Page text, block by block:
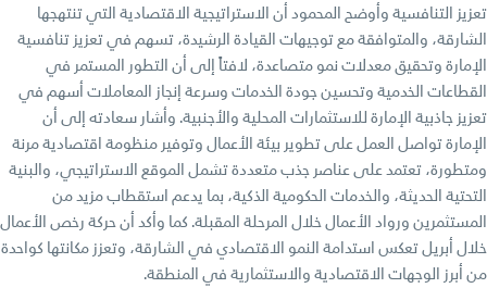
تعزيز التنافسية وأوضح المحمود أن الاستراتيجية الاقتصادية التي تنتهجها
الشارقة، والمتوافقة مع توجيهات القيادة الرشيدة، تسهم في تعزيز تنافسية
الإمارة وتحقيق معدلات نمو متصاعدة، لافتاً إلى أن التطور المستمر في
القطاعات الخدمية وتحسين جودة الخدمات وسرعة إنجاز المعاملات أسهم في
تعزيز جاذبية الإمارة للاستثمارات المحلية والأجنبية. وأشار سعادته إلى أن
الإمارة تواصل العمل على تطوير بيئة الأعمال وتوفير منظومة اقتصادية مرنة
ومتطورة، تعتمد على عناصر جذب متعددة تشمل الموقع الاستراتيجي، والبنية
التحتية الحديثة، والخدمات الحكومية الذكية، بما يدعم استقطاب مزيد من
المستثمرين ورواد الأعمال خلال المرحلة المقبلة. كما وأكد أن حركة رخص الأعمال
خلال أبريل تعكس استدامة النمو الاقتصادي في الشارقة، وتعزز مكانتها كواحدة
من أبرز الوجهات الاقتصادية والاستثمارية في المنطقة.